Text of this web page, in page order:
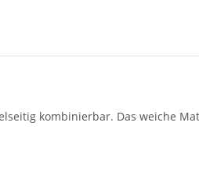
kombinierbar. Das weiche